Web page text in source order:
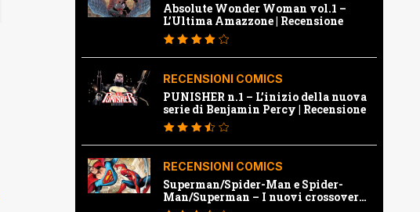
Absolute Wonder Woman vol.1 –
L’Ultima Amazzone | Recensione
RECENSIONI COMICS
PUNISHER n.1 – L’inizio della nuova
serie di Benjamin Percy | Recensione
RECENSIONI COMICS
Superman/Spider-Man e Spider-
Man/Superman – I nuovi crossover